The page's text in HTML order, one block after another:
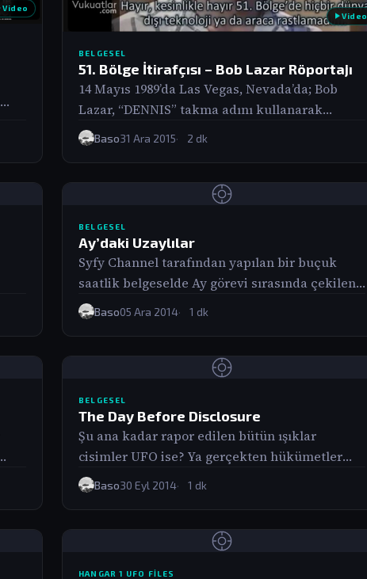
Video
Video
BELGESEL
51. Bölge İtirafçısı – Bob Lazar Röportajı
14 Mayıs 1989’da Las Vegas, Nevada’da; Bob
Lazar, “DENNIS” takma adını kullanarak
Peabody ödüllü araştırmacı gazeteci George
Knapp’ın karşısına ilk…
Baso31 Ara 2015 2 dk
BELGESEL
Ay’daki Uzaylılar
Syfy Channel tarafından yapılan bir buçuk
saatlik belgeselde Ay görevi sırasında çekilen
bazı fotoğraflar üzerinde yapılan
oynamalardan, Buzz Aldrin’in konuşmak…
Baso05 Ara 2014 1 dk
BELGESEL
The Day Before Disclosure
Şu ana kadar rapor edilen bütün ışıklar
cisimler UFO ise? Ya gerçekten hükümetler
halkı kontrol etmek için bu bilgiyi
gizliyorlarsa?…
Baso30 Eyl 2014 1 dk
HANGAR 1 UFO FILES